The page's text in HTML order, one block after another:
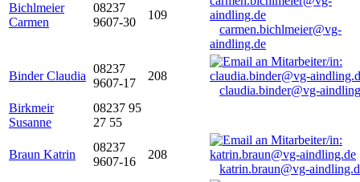
Bichlmeier
Carmen
08237
9607-30
109
carmen.bichlmeier@vg-
aindling.de
Binder Claudia
08237
9607-17
208
claudia.binder@vg-
Birkmeir
Susanne
08237 95
27 55
Braun Katrin
08237
9607-16
208
katrin.braun@vg-